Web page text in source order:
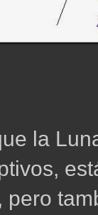
la
pero